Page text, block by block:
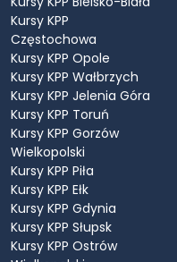
Kursy KPP
Częstochowa
Kursy KPP Opole
Kursy KPP Wałbrzych
Kursy KPP Jelenia Góra
Kursy KPP Toruń
Kursy KPP Gorzów
Wielkopolski
Kursy KPP Piła
Kursy KPP Ełk
Kursy KPP Gdynia
Kursy KPP Słupsk
Kursy KPP Ostrów